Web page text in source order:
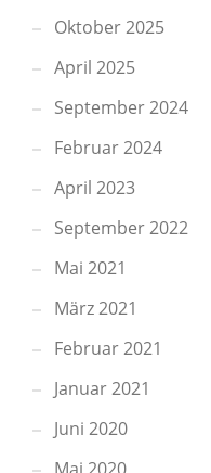
Oktober 2025
April 2025
September 2024
Februar 2024
April 2023
September 2022
Mai 2021
März 2021
Februar 2021
Januar 2021
Juni 2020